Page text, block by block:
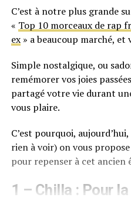
C’est à notre plus grande
« Top 10 morceaux de rap
ex» a beaucoup marché, et
Simple nostalgique, ou
remémorer vos joies
partagé votre vie durant
vous plaire.
C’est pourquoi,
rien à voir) on vous
pour repenser à cet ancien
1 – Chilla : Pour